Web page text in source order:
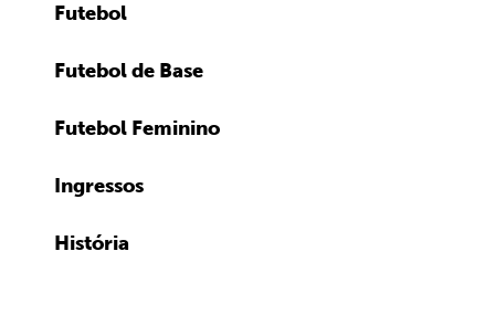
Futebol
Futebol de Base
Futebol Feminino
Ingressos
História